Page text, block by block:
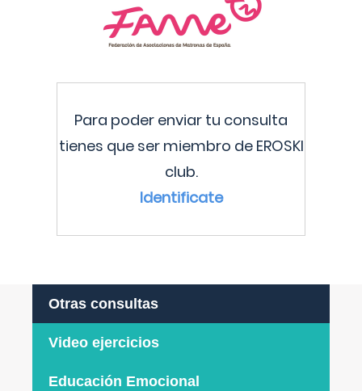
Para poder enviar tu consulta
tienes que ser miembro de EROSKI
club.
Identificate
Otras consultas
Video ejercicios
Educación Emocional